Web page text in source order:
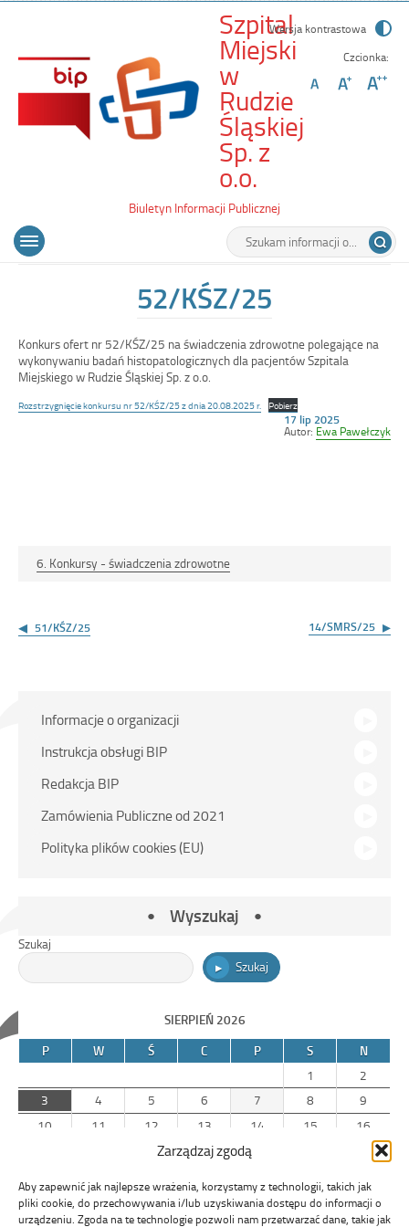
Zarządzaj zgodą
Aby zapewnić jak najlepsze wrażenia, korzystamy z technologii, takich jak
pliki cookie, do przechowywania i/lub uzyskiwania dostępu do informacji o
urządzeniu. Zgoda na te technologie pozwoli nam przetwarzać dane, takie jak
Szpital
Miejski
w
Rudzie
Śląskiej
Sp. z
o.o.
52/KŚZ/25
Biuletyn Informacji Publicznej
Wersja kontrastowa
Czcionka:
Wyszukiwarka
Tutaj
wpisz
Menu
główne
Otwórz
52/KŚZ/25
Konkurs ofert nr 52/KŚZ/25 na świadczenia zdrowotne polegające na
wykonywaniu badań histopatologicznych dla pacjentów Szpitala
Miejskiego w Rudzie Śląskiej Sp. z o.o.
Rozstrzygnięcie konkursu nr 52/KŚZ/25 z dnia 20.08.2025 r. Pobierz
Opublikowano
w
17 lip 2025
Autor: Ewa Pawełczyk
6. Konkursy - świadczenia zdrowotne
wpisu
51/KŚZ/25 14/SMRS/25
Menu
główne
Informacje o organizacji
Instrukcja obsługi BIP
Redakcja BIP
Zamówienia Publiczne od 2021
Polityka plików cookies (EU)
Wyszukaj
Szukaj
Szukaj
SIERPIEŃ 2026
P
W Ś C P S
N
1
2
3
4 5 6 7 8
9
10
11 12 13 14 15
16
19 20 21
31